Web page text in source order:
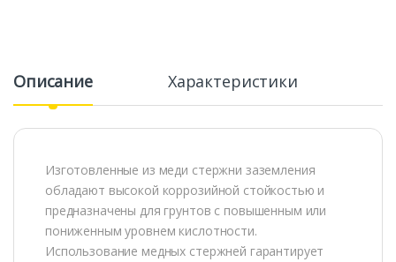
Описание Характеристики
Изготовленные из меди стержни заземления
обладают высокой коррозийной стойкостью и
предназначены для грунтов с повышенным или
пониженным уровнем кислотности.
Использование медных стержней гарантирует